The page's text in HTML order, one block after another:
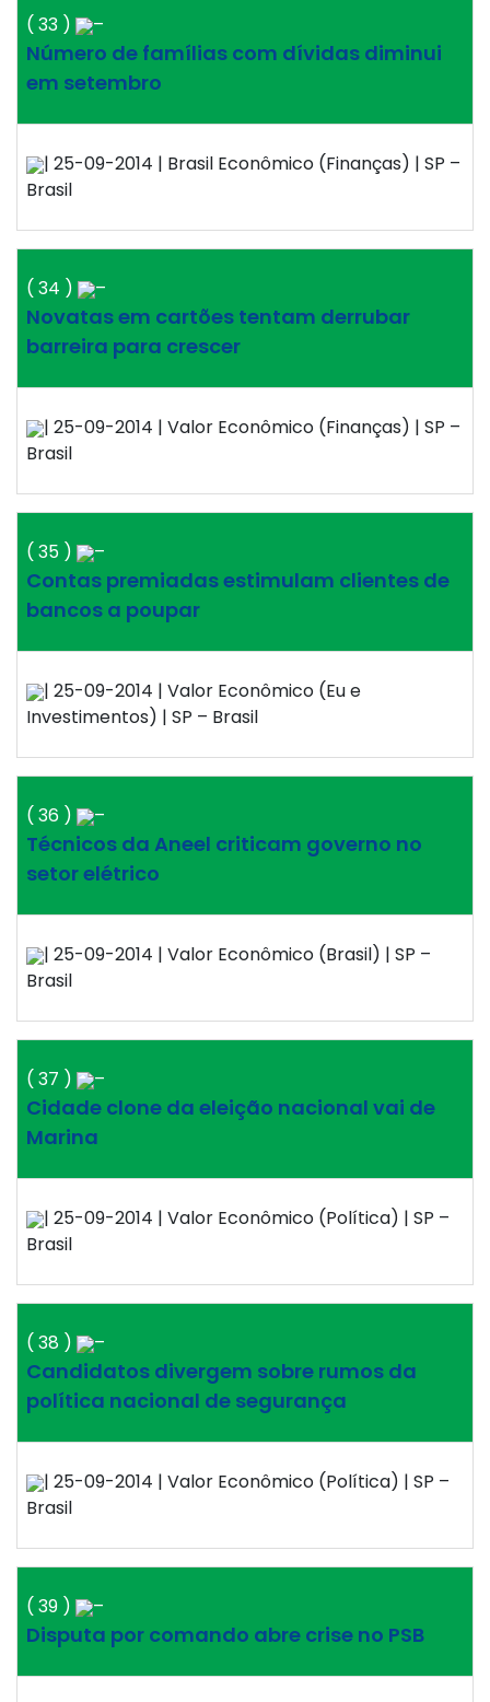
( 33 ) –
Número de famílias com dívidas diminui
em setembro
| 25-09-2014 | Brasil Econômico (Finanças) | SP –
Brasil
( 34 ) –
Novatas em cartões tentam derrubar
barreira para crescer
| 25-09-2014 | Valor Econômico (Finanças) | SP –
Brasil
( 35 ) –
Contas premiadas estimulam clientes de
bancos a poupar
| 25-09-2014 | Valor Econômico (Eu e
Investimentos) | SP – Brasil
( 36 ) –
Técnicos da Aneel criticam governo no
setor elétrico
| 25-09-2014 | Valor Econômico (Brasil) | SP –
Brasil
( 37 ) –
Cidade clone da eleição nacional vai de
Marina
| 25-09-2014 | Valor Econômico (Política) | SP –
Brasil
( 38 ) –
Candidatos divergem sobre rumos da
política nacional de segurança
| 25-09-2014 | Valor Econômico (Política) | SP –
Brasil
( 39 ) –
Disputa por comando abre crise no PSB